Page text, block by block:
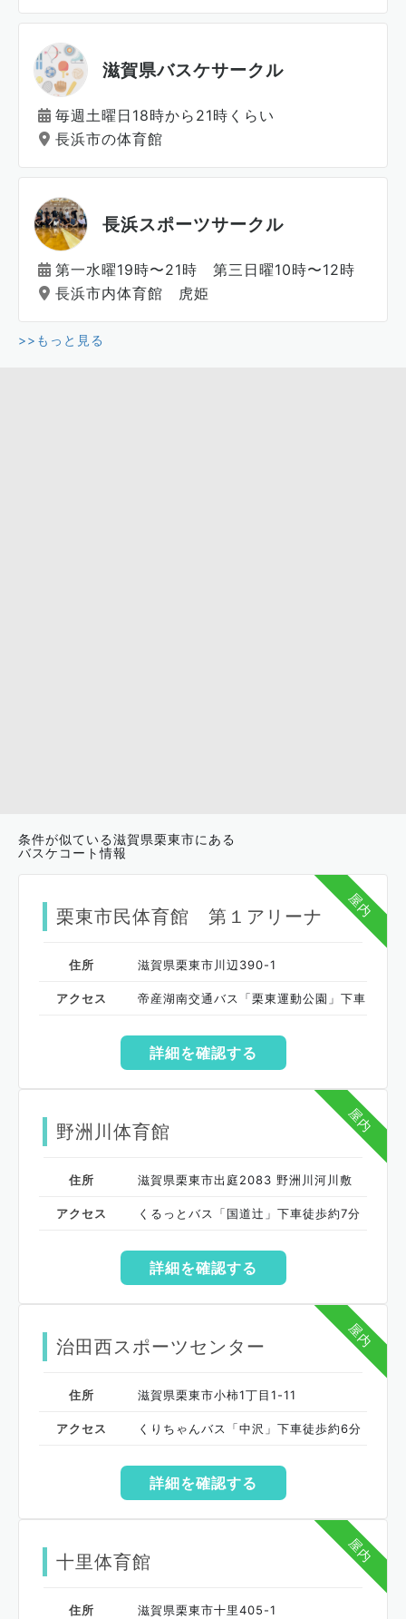
滋賀県バスケサークル
毎週土曜日18時から21時くらい
長浜市の体育館
長浜スポーツサークル
第一水曜19時〜21時 第三日曜10時〜12時
長浜市内体育館 虎姫
>>もっと見る
条件が似ている滋賀県栗東市にある
バスケコート情報
屋内
栗東市民体育館 第１アリーナ
住所 滋賀県栗東市川辺390-1
アクセス 帝産湖南交通バス「栗東運動公園」下車
詳細を確認する
屋内
野洲川体育館
住所 滋賀県栗東市出庭2083 野洲川河川敷
アクセス くるっとバス「国道辻」下車徒歩約7分
詳細を確認する
屋内
治田西スポーツセンター
住所 滋賀県栗東市小柿1丁目1-11
アクセス くりちゃんバス「中沢」下車徒歩約6分
詳細を確認する
屋内
十里体育館
住所 滋賀県栗東市十里405-1